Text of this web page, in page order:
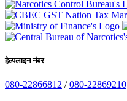
हेल्पलाइन नंबर
080-22866812 /080-22869210